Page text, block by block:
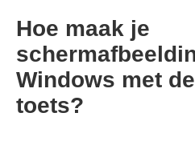
Hoe maak je
Windows met
toets?